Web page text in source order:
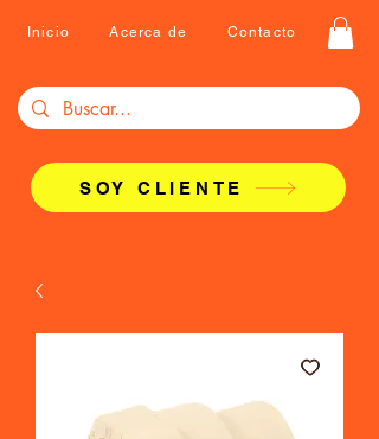
Inicio Acerca de Contacto
SOY CLIENTE